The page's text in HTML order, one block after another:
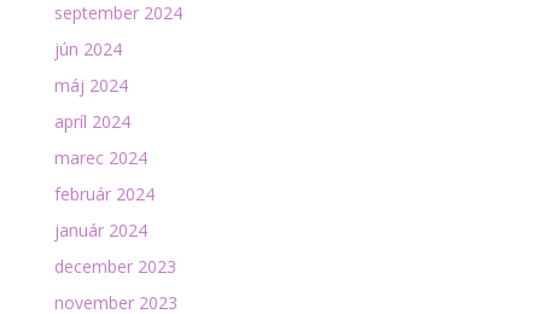
september 2024
jún 2024
máj 2024
apríl 2024
marec 2024
február 2024
január 2024
december 2023
november 2023